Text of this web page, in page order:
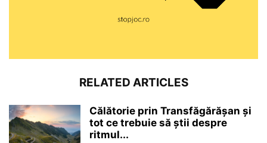
RELATED ARTICLES
Călătorie prin Transfăgărășan și
tot ce trebuie să știi despre
ritmul...